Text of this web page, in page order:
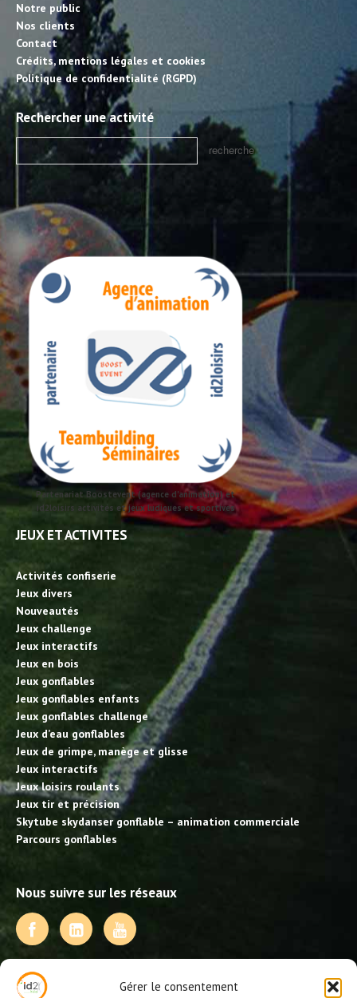
Gérer le consentement
Notre public
Nos clients
Contact
Crédits, mentions légales et cookies
Politique de confidentialité (RGPD)
Rechercher une activité
Partenariat Boostevent (agence d'animation) et
id2loisirs activités et jeux ludiques et sportives
JEUX ET ACTIVITES
Activités confiserie
Jeux divers
Nouveautés
Jeux challenge
Jeux interactifs
Jeux en bois
Jeux gonflables
Jeux gonflables enfants
Jeux gonflables challenge
Jeux d’eau gonflables
Jeux de grimpe, manège et glisse
Jeux interactifs
Jeux loisirs roulants
Jeux tir et précision
Skytube skydanser gonflable – animation commerciale
Parcours gonflables
Nous suivre sur les réseaux
NOS PRESTATIONS